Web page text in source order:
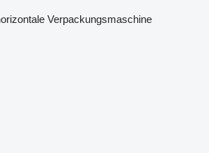
Verpackungsmaschine